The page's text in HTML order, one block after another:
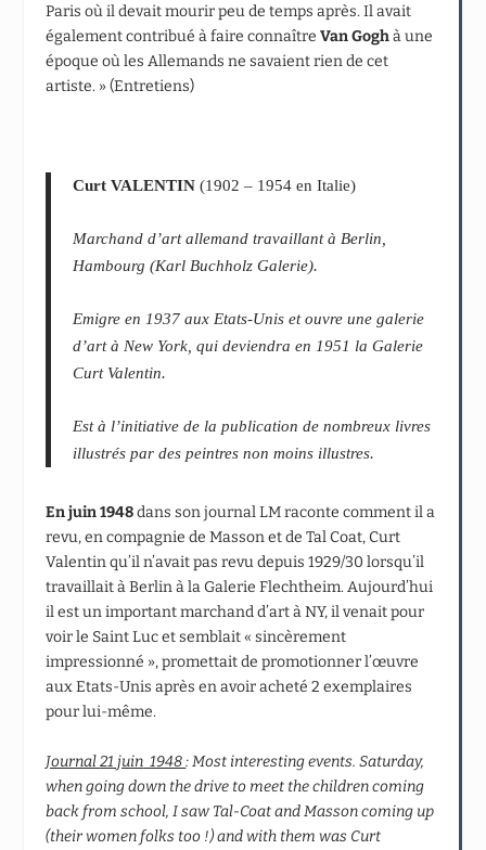
Paris où il devait mourir peu de temps après. Il avait
également contribué à faire connaîtreVan Goghà une
époque où les Allemands ne savaient rien de cet
artiste. » (Entretiens)
Curt VALENTIN (1902 – 1954 en Italie)
Marchand d’art allemand travaillant à Berlin,
Hambourg (Karl Buchholz Galerie).
Emigre en 1937 aux Etats-Unis et ouvre une galerie
d’art à New York, qui deviendra en 1951 la Galerie
Curt Valentin.
Est à l’initiative de la publication de nombreux livres
illustrés par des peintres non moins illustres.
En juin 1948dans son journal LM raconte comment il a
revu, en compagnie de Masson et de Tal Coat, Curt
Valentin qu’il n’avait pas revu depuis 1929/30 lorsqu’il
travaillait à Berlin à la Galerie Flechtheim. Aujourd’hui
il est un important marchand d’art à NY, il venait pour
voir le Saint Luc et semblait « sincèrement
impressionné », promettait de promotionner l’œuvre
aux Etats-Unis après en avoir acheté 2 exemplaires
pour lui-même.
Journal21 juin 1948: Most interesting events. Saturday,
when going down the drive to meet the children coming
back from school, I saw Tal-Coat and Masson coming up
(their women folks too !) and with them was Curt